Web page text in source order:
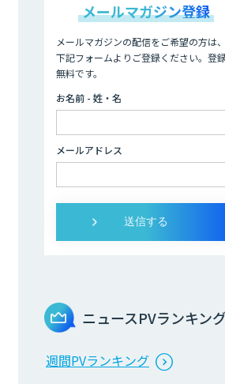
メールマガジン登録
メールマガジンの配信をご希望の方は、
下記フォームよりご登録ください。登
無料です。
お名前 - 姓・名
メールアドレス
ニュースPVランキン
週間PVランキング